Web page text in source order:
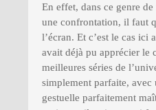
En effet, dans ce genre
une confrontation, il faut
l’écran. Et c’est le cas
avait déjà pu apprécier le
meilleures séries de
simplement parfaite,
gestuelle parfaitement